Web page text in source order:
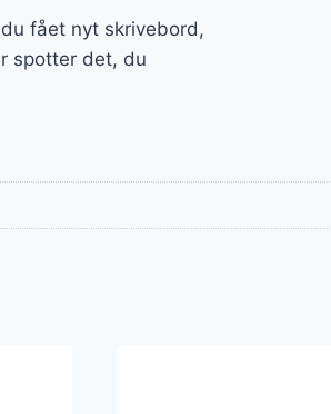
fået nyt skrivebord,
spotter det, du